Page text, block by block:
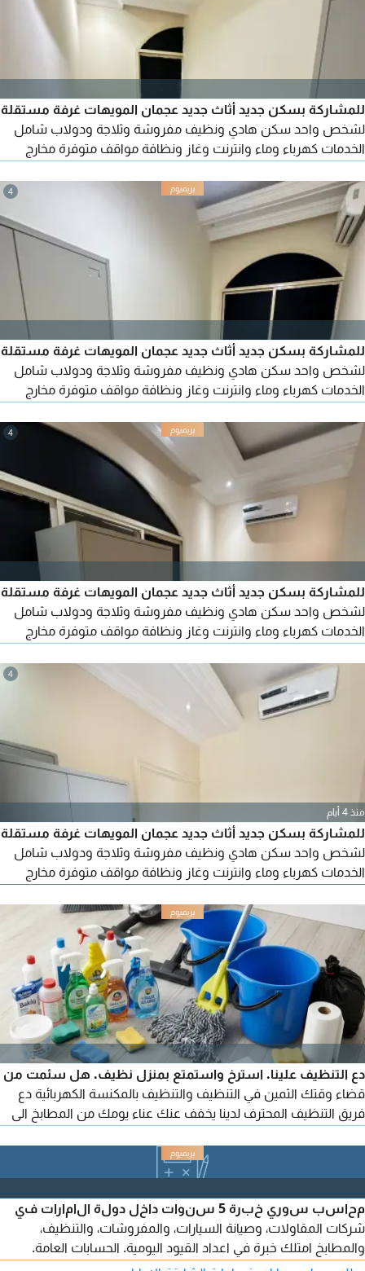
للمشاركة بسكن جديد أثاث جديد عجمان المويهات غرفة مستقلة
لشخص واحد سكن هادي ونظيف مفروشة وثلاجة ودولاب شامل
الخدمات كهرباء وماء وانترنت وغاز ونظافة مواقف متوفرة مخارج
4
للمشاركة بسكن جديد أثاث جديد عجمان المويهات غرفة مستقلة
لشخص واحد سكن هادي ونظيف مفروشة وثلاجة ودولاب شامل
الخدمات كهرباء وماء وانترنت وغاز ونظافة مواقف متوفرة مخارج
4
للمشاركة بسكن جديد أثاث جديد عجمان المويهات غرفة مستقلة
لشخص واحد سكن هادي ونظيف مفروشة وثلاجة ودولاب شامل
الخدمات كهرباء وماء وانترنت وغاز ونظافة مواقف متوفرة مخارج
4
منذ 4 أيام
للمشاركة بسكن جديد أثاث جديد عجمان المويهات غرفة مستقلة
لشخص واحد سكن هادي ونظيف مفروشة وثلاجة ودولاب شامل
الخدمات كهرباء وماء وانترنت وغاز ونظافة مواقف متوفرة مخارج
دع التنظيف علينا. استرخ واستمتع بمنزل نظيف. هل سئمت من
قضاء وقتك الثمين في التنظيف والتنظيف بالمكنسة الكهربائية دع
فريق التنظيف المحترف لدينا يخفف عنك عناء يومك من المطابخ الى
مثالي للمناسبات الخاصة أو بداية جديدة. اتصل بنا اليوم. حافظ على
مظهر مكتبك أنيقا واحترافيا. مثالي للمناسبات الخاصة أو بداية جديدة.
محاسب سوري خبرة 5 سنوات داخل دولة الامارات في
شركات المقاولات، وصيانة السيارات، والمفروشات، والتنظيف،
والمطابخ امتلك خبرة في اعداد القيود اليومية. الحسابات العامة.
حسابات العملاء والموردين التسويات البنكية. اعداد التقارير المالية.